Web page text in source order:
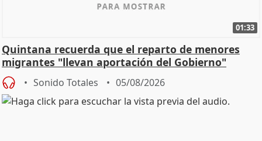
01:33
Quintana recuerda que el reparto de menores
migrantes "llevan aportación del Gobierno"
central
Sonido Totales 05/08/2026